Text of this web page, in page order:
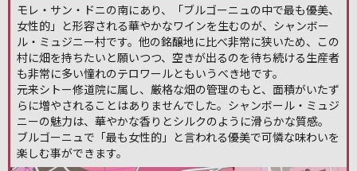
モレ・サン・ドニの南にあり、「ブルゴーニュの中で最も優美、
女性的」と形容される華やかなワインを生むのが、シャンボー
ル・ミュジニー村です。他の銘醸地に比べ非常に狭いため、この
村に畑を持ちたいと願いつつ、空きが出るのを待ち続ける生産者
も非常に多い憧れのテロワールともいうべき地です。
元来シトー修道院に属し、厳格な畑の管理のもと、面積がいたず
らに増やされることはありませんでした。シャンボール・ミュジ
ニーの魅力は、華やかな香りとシルクのように滑らかな質感。
ブルゴーニュで「最も女性的」と言われる優美で可憐な味わいを
楽しむ事ができます。